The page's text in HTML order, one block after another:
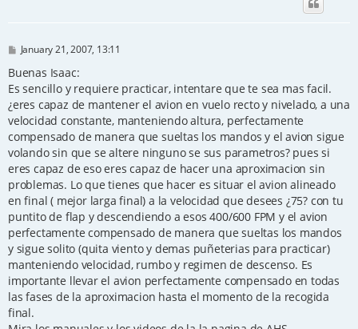
P
s
January 21, 2007, 13:11
Buenas Isaac:
Es sencillo y requiere practicar, intentare que te sea mas facil.
¿eres capaz de mantener el avion en vuelo recto y nivelado, a una
velocidad constante, manteniendo altura, perfectamente
compensado de manera que sueltas los mandos y el avion sigue
volando sin que se altere ninguno se sus parametros? pues si
eres capaz de eso eres capaz de hacer una aproximacion sin
problemas. Lo que tienes que hacer es situar el avion alineado
en final ( mejor larga final) a la velocidad que desees ¿75? con tu
puntito de flap y descendiendo a esos 400/600 FPM y el avion
perfectamente compensado de manera que sueltas los mandos
y sigue solito (quita viento y demas puñeterias para practicar)
manteniendo velocidad, rumbo y regimen de descenso. Es
importante llevar el avion perfectamente compensado en todas
las fases de la aproximacion hasta el momento de la recogida
final.